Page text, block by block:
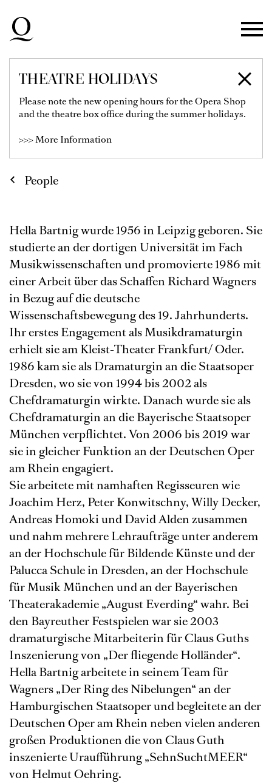
Skip to main navigation
Skip to footer
THEATRE HOLIDAYS
Please note the new opening hours for the Opera Shop
and the theatre box office during the summer holidays.
>>> More Information
HELLA BARTNIG
People
Hella Bartnig wurde 1956 in Leipzig geboren. Sie
studierte an der dortigen Universität im Fach
Musikwissenschaften und promovierte 1986 mit
einer Arbeit über das Schaffen Richard Wagners
in Bezug auf die deutsche
Wissenschaftsbewegung des 19. Jahrhunderts.
Ihr erstes Engagement als Musikdramaturgin
erhielt sie am Kleist-Theater Frankfurt/ Oder.
1986 kam sie als Dramaturgin an die Staatsoper
Dresden, wo sie von 1994 bis 2002 als
Chefdramaturgin wirkte. Danach wurde sie als
Chefdramaturgin an die Bayerische Staatsoper
München verpflichtet. Von 2006 bis 2019 war
sie in gleicher Funktion an der Deutschen Oper
am Rhein engagiert.
Sie arbeitete mit namhaften Regisseuren wie
Joachim Herz, Peter Konwitschny, Willy Decker,
Andreas Homoki und David Alden zusammen
und nahm mehrere Lehraufträge unter anderem
an der Hochschule für Bildende Künste und der
Palucca Schule in Dresden, an der Hochschule
für Musik München und an der Bayerischen
Theaterakademie „August Everding“ wahr. Bei
den Bayreuther Festspielen war sie 2003
dramaturgische Mitarbeiterin für Claus Guths
Inszenierung von „Der fliegende Holländer“.
Hella Bartnig arbeitete in seinem Team für
Wagners „Der Ring des Nibelungen“ an der
Hamburgischen Staatsoper und begleitete an der
Deutschen Oper am Rhein neben vielen anderen
großen Produktionen die von Claus Guth
inszenierte Uraufführung „SehnSuchtMEER“
von Helmut Oehring.